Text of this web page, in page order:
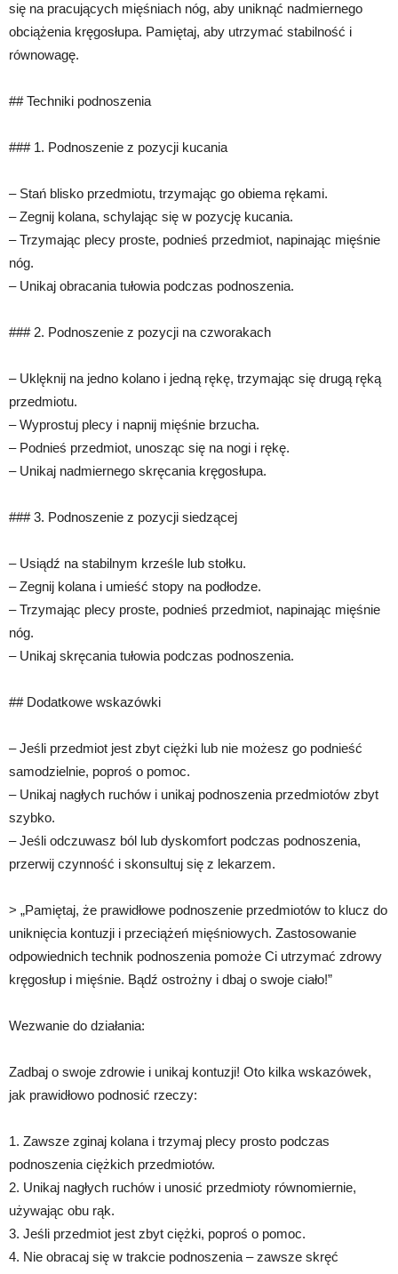
się na pracujących mięśniach nóg, aby uniknąć nadmiernego
obciążenia kręgosłupa. Pamiętaj, aby utrzymać stabilność i
równowagę.
## Techniki podnoszenia
### 1. Podnoszenie z pozycji kucania
– Stań blisko przedmiotu, trzymając go obiema rękami.
– Zegnij kolana, schylając się w pozycję kucania.
– Trzymając plecy proste, podnieś przedmiot, napinając mięśnie
nóg.
– Unikaj obracania tułowia podczas podnoszenia.
### 2. Podnoszenie z pozycji na czworakach
– Uklęknij na jedno kolano i jedną rękę, trzymając się drugą ręką
przedmiotu.
– Wyprostuj plecy i napnij mięśnie brzucha.
– Podnieś przedmiot, unosząc się na nogi i rękę.
– Unikaj nadmiernego skręcania kręgosłupa.
### 3. Podnoszenie z pozycji siedzącej
– Usiądź na stabilnym krześle lub stołku.
– Zegnij kolana i umieść stopy na podłodze.
– Trzymając plecy proste, podnieś przedmiot, napinając mięśnie
nóg.
– Unikaj skręcania tułowia podczas podnoszenia.
## Dodatkowe wskazówki
– Jeśli przedmiot jest zbyt ciężki lub nie możesz go podnieść
samodzielnie, poproś o pomoc.
– Unikaj nagłych ruchów i unikaj podnoszenia przedmiotów zbyt
szybko.
– Jeśli odczuwasz ból lub dyskomfort podczas podnoszenia,
przerwij czynność i skonsultuj się z lekarzem.
> „Pamiętaj, że prawidłowe podnoszenie przedmiotów to klucz do
uniknięcia kontuzji i przeciążeń mięśniowych. Zastosowanie
odpowiednich technik podnoszenia pomoże Ci utrzymać zdrowy
kręgosłup i mięśnie. Bądź ostrożny i dbaj o swoje ciało!”
Wezwanie do działania:
Zadbaj o swoje zdrowie i unikaj kontuzji! Oto kilka wskazówek,
jak prawidłowo podnosić rzeczy:
1. Zawsze zginaj kolana i trzymaj plecy prosto podczas
podnoszenia ciężkich przedmiotów.
2. Unikaj nagłych ruchów i unosić przedmioty równomiernie,
używając obu rąk.
3. Jeśli przedmiot jest zbyt ciężki, poproś o pomoc.
4. Nie obracaj się w trakcie podnoszenia – zawsze skręć